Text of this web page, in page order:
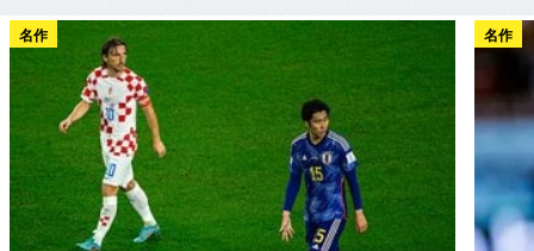
名作 名作